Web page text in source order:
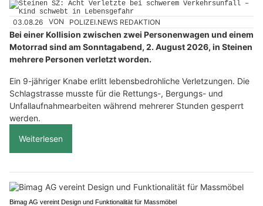
03.08.26 VON POLIZEI.NEWS REDAKTION
Bei einer Kollision zwischen zwei Personenwagen und einem
Motorrad sind am Sonntagabend, 2. August 2026, in Steinen
mehrere Personen verletzt worden.
Ein 9-jähriger Knabe erlitt lebensbedrohliche Verletzungen. Die
Schlagstrasse musste für die Rettungs-, Bergungs- und
Unfallaufnahmearbeiten während mehrerer Stunden gesperrt
werden.
Weiterlesen
Bimag AG vereint Design und Funktionalität für Massmöbel